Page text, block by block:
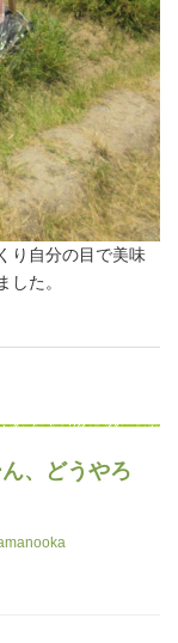
り自分の目で美味
した。
、どうやろ